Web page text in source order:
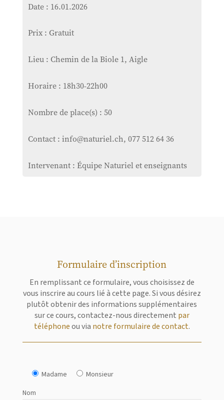
Date : 16.01.2026
Prix : Gratuit
Lieu : Chemin de la Biole 1, Aigle
Horaire : 18h30-22h00
Nombre de place(s) : 50
Contact : info@naturiel.ch, 077 512 64 36
Intervenant : Équipe Naturiel et enseignants
Formulaire d’inscription
En remplissant ce formulaire, vous choisissez de
vous inscrire au cours lié à cette page. Si vous désirez
plutôt obtenir des informations supplémentaires
sur ce cours, contactez-nous directement par
téléphoneou via notre formulaire de contact.
Madame
Monsieur
Nom